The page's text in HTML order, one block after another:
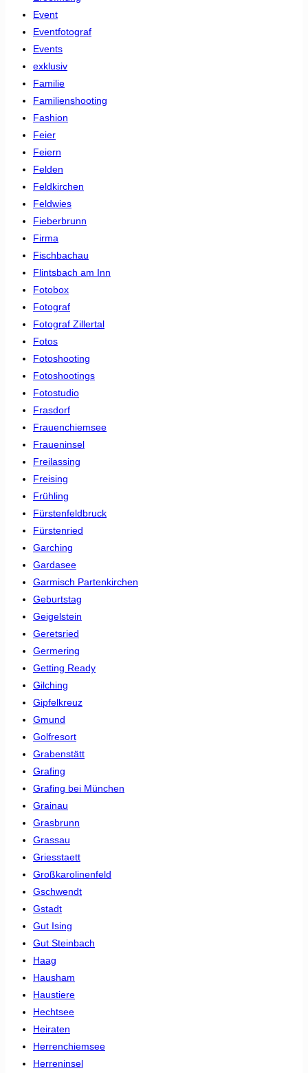
Event
Eventfotograf
Events
exklusiv
Familie
Familienshooting
Fashion
Feier
Feiern
Felden
Feldkirchen
Feldwies
Fieberbrunn
Firma
Fischbachau
Flintsbach am Inn
Fotobox
Fotograf
Fotograf Zillertal
Fotos
Fotoshooting
Fotoshootings
Fotostudio
Frasdorf
Frauenchiemsee
Fraueninsel
Freilassing
Freising
Frühling
Fürstenfeldbruck
Fürstenried
Garching
Gardasee
Garmisch Partenkirchen
Geburtstag
Geigelstein
Geretsried
Germering
Getting Ready
Gilching
Gipfelkreuz
Gmund
Golfresort
Grabenstätt
Grafing
Grafing bei München
Grainau
Grasbrunn
Grassau
Griesstaett
Großkarolinenfeld
Gschwendt
Gstadt
Gut Ising
Gut Steinbach
Haag
Hausham
Haustiere
Hechtsee
Heiraten
Herrenchiemsee
Herreninsel